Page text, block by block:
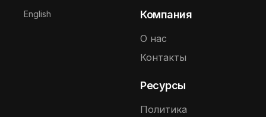
Выберите язык
English Компания
О нас
Контакты
Ресурсы
Политика